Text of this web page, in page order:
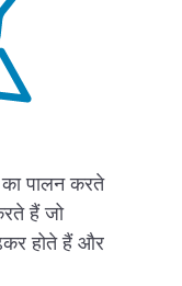
पालन करते
हैं जो
होते हैं और